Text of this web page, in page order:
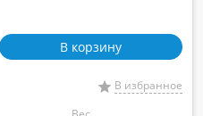
В корзину
В избранное